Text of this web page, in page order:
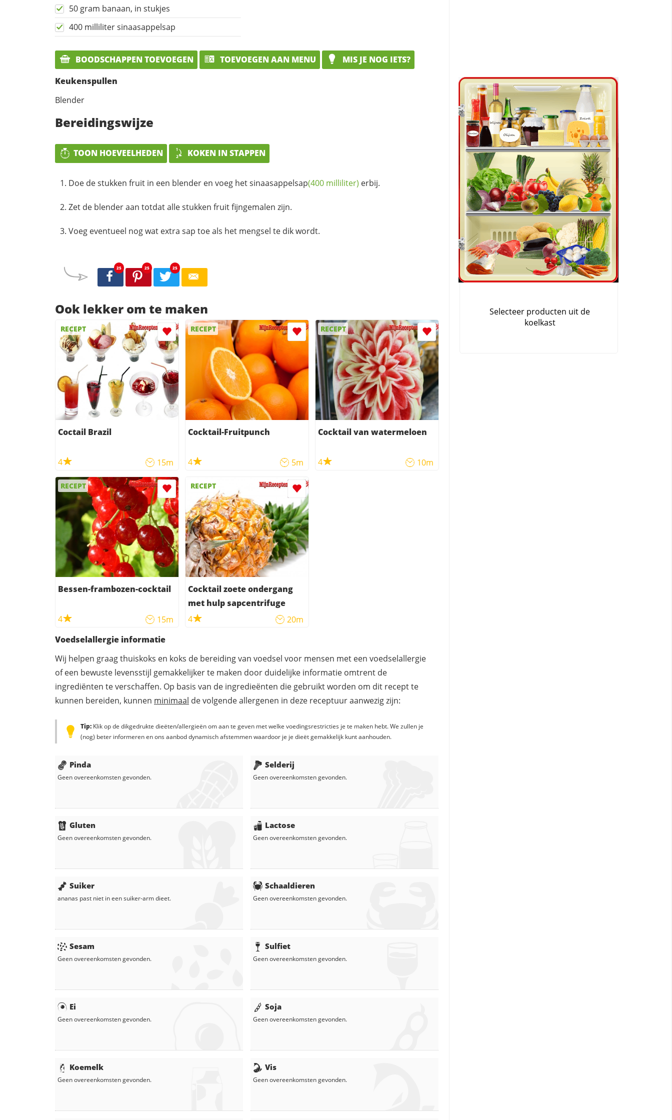
50 gram banaan, in stukjes
400 milliliter sinaasappelsap
BOODSCHAPPEN TOEVOEGEN TOEVOEGEN AAN MENU
MIS JE NOG IETS?
Keukenspullen
Blender
Bereidingswijze
TOON HOEVEELHEDEN KOKEN IN STAPPEN
Doe de stukken fruit in een blender en voeg hetsinaasappelsap(400 milliliter) erbij.
Zet de blender aan totdat alle stukken fruit fijngemalen zijn.
Voeg eventueel nog wat extra sap toe als het mengsel te dik wordt.
25 25 25
Ook lekker om te maken
RECEPT
Coctail Brazil
4 15m
RECEPT
Cocktail-Fruitpunch
4 5m
RECEPT
Cocktail van watermeloen
4 10m
RECEPT
Bessen-frambozen-cocktail
4 15m
RECEPT
Cocktail zoete ondergang
met hulp sapcentrifuge
4
20m
Voedselallergie informatie
Wij helpen graag thuiskoks en koks de bereiding van voedsel voor mensen met een voedselallergie
of een bewuste levensstijl gemakkelijker te maken door duidelijke informatie omtrent de
ingrediënten te verschaffen. Op basis van de ingredieënten die gebruikt worden om dit recept te
kunnen bereiden, kunnen minimaal de volgende allergenen in deze receptuur aanwezig zijn:
Tip: Klik op de dikgedrukte dieëten/allergieën om aan te geven met welke voedingsrestricties je te maken hebt. We zullen je
(nog) beter informeren en ons aanbod dynamisch afstemmen waardoor je je dieët gemakkelijk kunt aanhouden.
Pinda
Geen overeenkomsten gevonden.
Gluten
Geen overeenkomsten gevonden.
Suiker
ananas past niet in een suiker-arm dieet.
Sesam
Geen overeenkomsten gevonden.
Ei
Geen overeenkomsten gevonden.
Koemelk
Geen overeenkomsten gevonden.
Selderij
Geen overeenkomsten gevonden.
Lactose
Geen overeenkomsten gevonden.
Schaaldieren
Geen overeenkomsten gevonden.
Sulfiet
Geen overeenkomsten gevonden.
Soja
Geen overeenkomsten gevonden.
Vis
Geen overeenkomsten gevonden.